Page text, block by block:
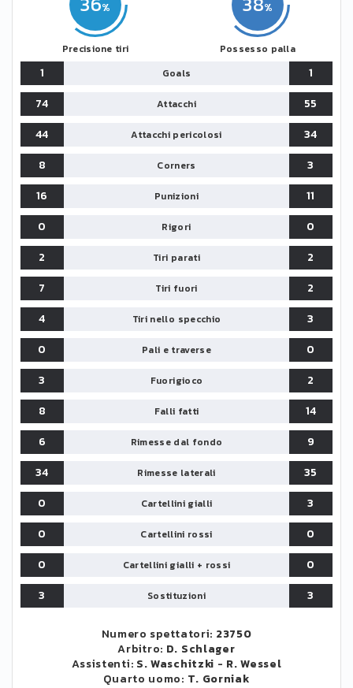
Precisione tiri Possesso palla
1 Goals
1
74
Attacchi
55
44
Attacchi pericolosi
34
8
Corners
3
16
Punizioni
11
0
Rigori
0
2
Tiri parati
2
7
Tiri fuori
2
4
Tiri nello specchio
3
0
Pali e traverse
0
3
Fuorigioco
2
8
Falli fatti
14
6
Rimesse dal fondo
9
34
Rimesse laterali
35
0
Cartellini gialli
3
0
Cartellini rossi
0
0
Cartellini gialli + rossi
0
3
Sostituzioni 3
Numero spettatori: 23750
Arbitro: D. Schlager
Assistenti: S. Waschitzki - R. Wessel
Quarto uomo: T. Gorniak